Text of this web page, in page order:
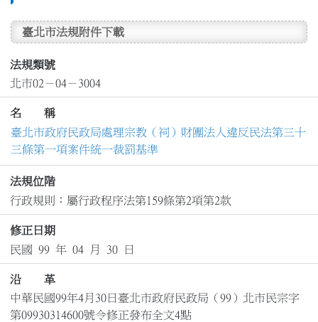
臺北市法規附件下載
法規類號
北市02－04－3004
名 稱
臺北市政府民政局處理宗教（祠）財團法人違反民法第三十
三條第一項案件統一裁罰基準
法規位階
行政規則：屬行政程序法第159條第2項第2款
修正日期
民國 99 年 04 月 30 日
沿 革
中華民國99年4月30日臺北市政府民政局（99）北市民宗字
第09930314600號令修正發布全文4點